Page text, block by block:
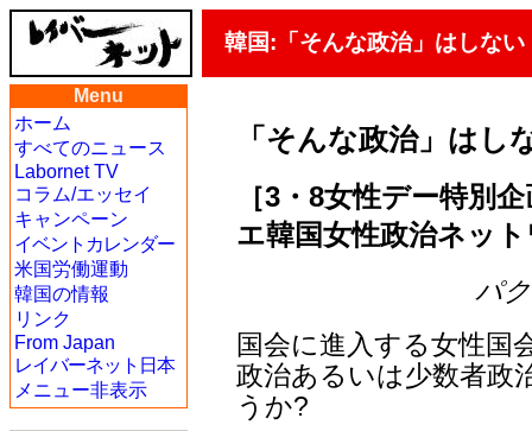
韓国:「そんな政治」はしない
Menu
ホーム
すべてのニュース
Labornet TV
コラム/エッセイ
キャンペーン
イベントカレンダー
米国労働運動
韓国の情報
リンク
From Japan
レイバーネット日本
メニュー非表示
「そんな政治」はし
［3・8女性デー特別
エ韓国女性政治ネッ
パ
国会に進入する女性国
政治あるいは少数者政
うか?